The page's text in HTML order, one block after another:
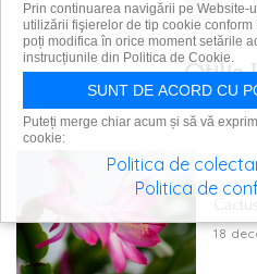
Otilia
18
Prin continuarea navigării pe Website-
utilizării fişierelor de tip cookie
poți modifica în orice moment setările
instrucțiunile din Politica de Cookie.
SUNT DE ACORD CU
Puteți merge chiar acum și să vă
cookie:
Politica de
Politica de